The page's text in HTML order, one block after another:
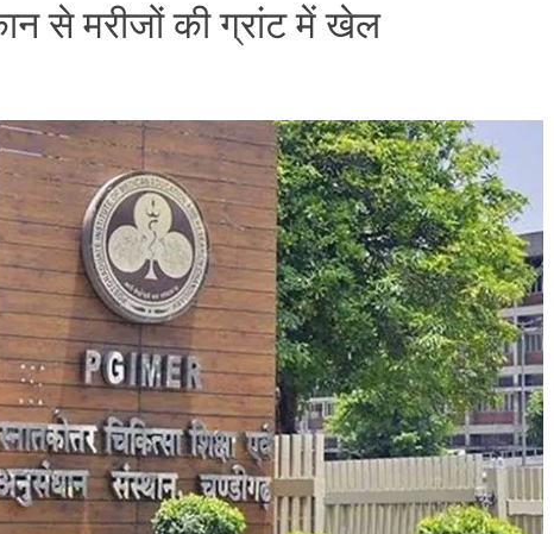
से मरीजों की ग्रांट में खेल